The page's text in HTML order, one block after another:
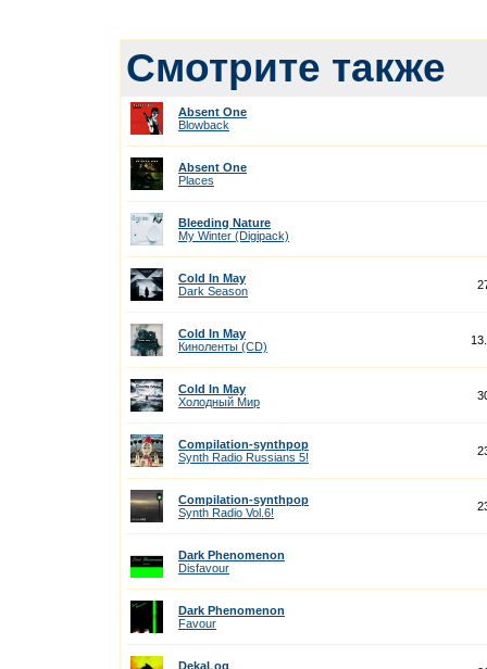
Смотрите также
Absent One
Blowback
Absent One
Places
Bleeding Nature
My Winter (Digipack)
Cold In May
Dark Season
Cold In May
Киноленты (CD)
Cold In May
Холодный Мир
Compilation-synthpop
Synth Radio Russians 5!
Compilation-synthpop
Synth Radio Vol.6!
Dark Phenomenon
Disfavour
Dark Phenomenon
Favour
DekaLog